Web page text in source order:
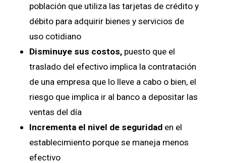
población que utiliza las tarjetas de crédito y
débito para adquirir bienes y servicios de
uso cotidiano
Disminuye sus costos,puesto que el
traslado del efectivo implica la contratación
de una empresa que lo lleve a cabo o bien, el
riesgo que implica ir al banco a depositar las
ventas del día
Incrementa el nivel de seguridad en el
establecimiento porque se maneja menos
efectivo